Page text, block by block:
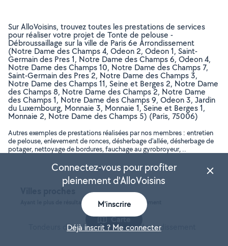
Sur AlloVoisins, trouvez toutes les prestations de services
pour réaliser votre projet de Tonte de pelouse -
Débroussaillage sur la ville de Paris 6e Arrondissement
(Notre Dame des Champs 4, Odeon 2, Odeon 1, Saint-
Germain des Pres 1, Notre Dame des Champs 6, Odeon 4,
Notre Dame des Champs 10, Notre Dame des Champs 7,
Saint-Germain des Pres 2, Notre Dame des Champs 3,
Notre Dame des Champs 11, Seine et Berges 2, Notre Dame
des Champs 8, Notre Dame des Champs 2, Notre Dame
des Champs 1, Notre Dame des Champs 9, Odeon 3, Jardin
du Luxembourg, Monnaie 3, Monnaie 1, Seine et Berges 1,
Monnaie 2, Notre Dame des Champs 5) (Paris, 75006)
Autres exemples de prestations réalisées par nos membres : entretien
de pelouse, enlevement de ronces, désherbage d'allée, désherbage de
potager, nettoyage de bordures, fauchage au gyrobroyeur, ..
Villes proches
Ayant le plus de résultats, dans le même département
Tondeurs de pelouse à Paris 14e Arrondissement
Carte
Connectez-vous pour profiter
pleinement d'AlloVoisins
M'inscrire
Déjà inscrit ? Me connecter